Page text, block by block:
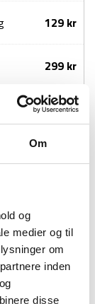
Om
og
medier og til
om
inden
disse
129 kr
299 kr
100 dages
returret
mærke